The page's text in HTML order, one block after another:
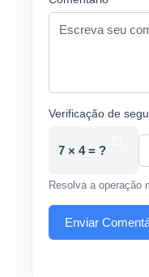
Verificação de
7 × 4 = ?
Resolva a operação
Enviar